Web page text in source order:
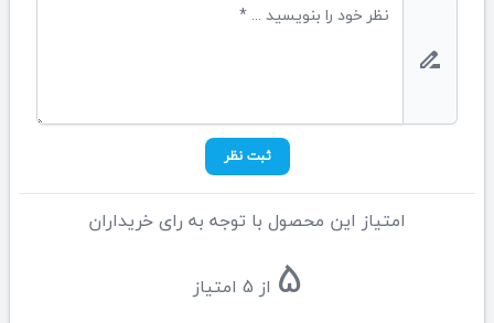
drive_file_rename_outline
ثبت نظر
امتیاز این محصول با توجه به رای خریداران
5 از 5 امتیاز